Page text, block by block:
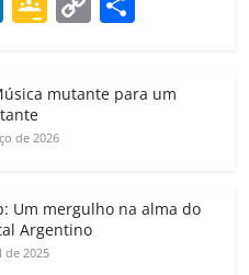
k
e
dI
gl
e
a
ss
y
k
p
h
mutante para um
de 2026
Um mergulho na alma do
Argentino
de 2025